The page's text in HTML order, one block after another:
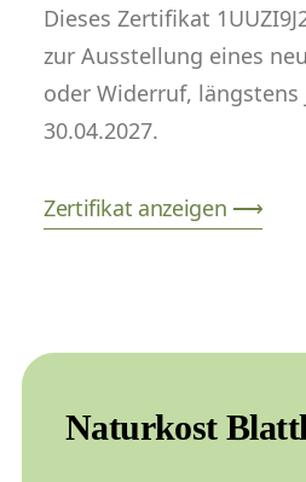
Dieses Zertifikat
zur Ausstellung eines
oder Widerruf, längstens
30.04.2027.
Zertifikat anzeigen ⟶
Naturkost